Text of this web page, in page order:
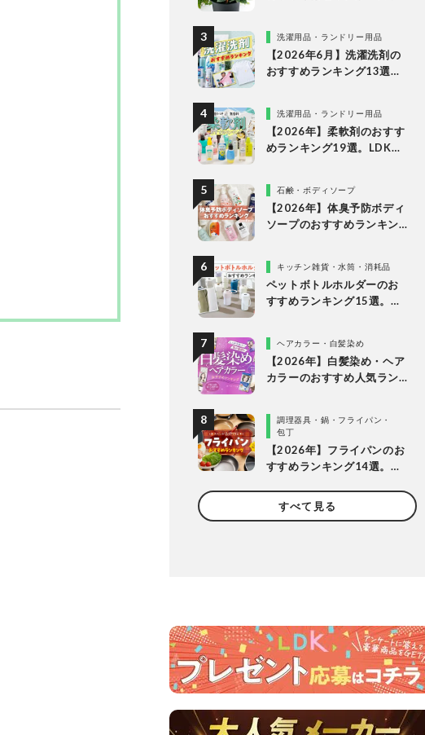
洗濯用品・ランドリー用品
【2026年6月】洗濯洗剤の
おすすめランキング13選。
検証洗濯用品・ランドリー用品
【2026年】柔軟剤のおすす
めランキング19選。LDKが
石鹸・ボディソープ
【2026年】体臭予防ボディ
ソープのおすすめランキン
キッチン雑貨・水筒・消耗品
ペットボトルホルダーのお
すすめランキング15選。
ヘアカラー・白髪染め
【2026年】白髪染め・ヘア
カラーのおすすめ人気ラン
に比較
調理器具・鍋・フライパン・
包丁
【2026年】フライパンのお
すすめランキング14選。
品を探して徹底比較
すべて見る